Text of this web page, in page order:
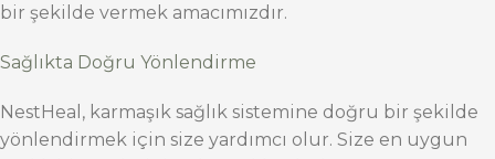
bir şekilde vermek amacımızdır.
Sağlıkta Doğru Yönlendirme
NestHeal, karmaşık sağlık sistemine doğru bir şekilde
yönlendirmek için size yardımcı olur. Size en uygun